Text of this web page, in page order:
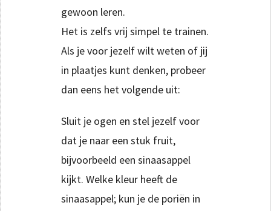
gewoon leren.
Het is zelfs vrij simpel te trainen.
Als je voor jezelf wilt weten of jij
in plaatjes kunt denken, probeer
dan eens het volgende uit:
Sluit je ogen en stel jezelf voor
dat je naar een stuk fruit,
bijvoorbeeld een sinaasappel
kijkt. Welke kleur heeft de
sinaasappel; kun je de poriën in